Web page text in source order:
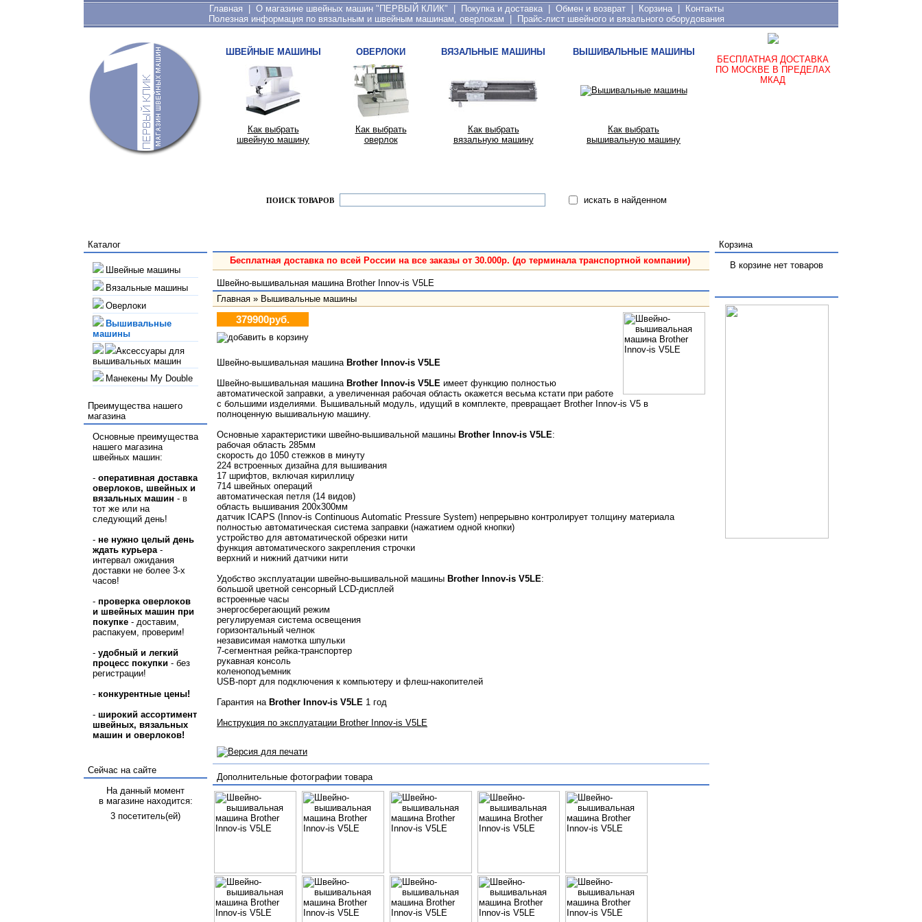
Главная О магазине швейных машин "ПЕРВЫЙ КЛИК" Покупка и доставка Обмен и возврат Корзина
Контакты
Полезная информация по вязальным и швейным машинам, оверлокам
Прайс-лист швейного и вязального оборудования
ШВЕЙНЫЕ МАШИНЫ ОВЕРЛОКИ ВЯЗАЛЬНЫЕ МАШИНЫ ВЫШИВАЛЬНЫЕ МАШИНЫ
Как выбрать
швейную машину
Как выбрать
оверлок
Как выбрать
вязальную машину
Как выбрать
вышивальную машину
БЕСПЛАТНАЯ ДОСТАВКА
ПО МОСКВЕ В ПРЕДЕЛАХ
МКАД
ПОИСК ТОВАРОВ искать в найденном
Каталог
Швейные машины
Вязальные машины
Оверлоки
Вышивальные
машины
Аксессуары для
вышивальных машин
Манекены My Double
Преимущества нашего
магазина
Основные преимущества
нашего магазина
швейных машин:
- оперативная доставка
оверлоков, швейных и
вязальных машин - в
тот же или на
следующий день!
- не нужно целый день
ждать курьера -
интервал ожидания
доставки не более 3-х
часов!
- проверка оверлоков
и швейных машин при
покупке - доставим,
распакуем, проверим!
- удобный и легкий
процесс покупки - без
регистрации!
- конкурентные цены!
- широкий ассортимент
швейных, вязальных
машин и оверлоков!
Сейчас на сайте
На данный момент
в магазине находится:
3 посетитель(ей)
Бесплатная доставка по всей России на все заказы от 30.000р. (до терминала транспортной компании)
Швейно-вышивальная машина Brother Innov-is V5LE
Главная » Вышивальные машины
379900руб.
Швейно-вышивальная машина Brother Innov-is V5LE
Швейно-вышивальная машина Brother Innov-is V5LE имеет функцию полностью
автоматической заправки, а увеличенная рабочая область окажется весьма кстати при работе
с большими изделиями. Вышивальный модуль, идущий в комплекте, превращает Brother Innov-is V5 в
полноценную вышивальную машину.
Основные характеристики швейно-вышивальной машины Brother Innov-is V5LE:
рабочая область 285мм
скорость до 1050 стежков в минуту
224 встроенных дизайна для вышивания
17 шрифтов, включая кириллицу
714 швейных операций
автоматическая петля (14 видов)
область вышивания 200x300мм
датчик ICAPS (Innov-is Continuous Automatic Pressure System) непрерывно контролирует толщину материала
полностью автоматическая система заправки (нажатием одной кнопки)
устройство для автоматической обрезки нити
функция автоматического закрепления строчки
верхний и нижний датчики нити
Удобство эксплуатации швейно-вышивальной машины Brother Innov-is V5LE:
большой цветной сенсорный LCD-дисплей
встроенные часы
энергосберегающий режим
регулируемая система освещения
горизонтальный челнок
независимая намотка шпульки
7-сегментная рейка-транспортер
рукавная консоль
коленоподъемник
USB-порт для подключения к компьютеру и флеш-накопителей
Гарантия на Brother Innov-is V5LE 1 год
Инструкция по эксплуатации Brother Innov-is V5LE
Дополнительные фотографии товара
Корзина
В корзине нет товаров